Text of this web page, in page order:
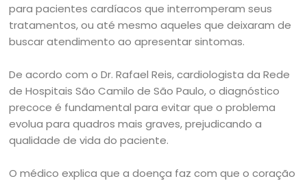
para pacientes cardíacos que interromperam seus
tratamentos, ou até mesmo aqueles que deixaram de
buscar atendimento ao apresentar sintomas.
De acordo com o Dr. Rafael Reis, cardiologista da Rede
de Hospitais São Camilo de São Paulo, o diagnóstico
precoce é fundamental para evitar que o problema
evolua para quadros mais graves, prejudicando a
qualidade de vida do paciente.
O médico explica que a doença faz com que o coração